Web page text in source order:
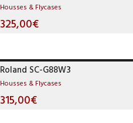
Housses & Flycases
325,00€
Roland SC-G88W3
Housses & Flycases
315,00€